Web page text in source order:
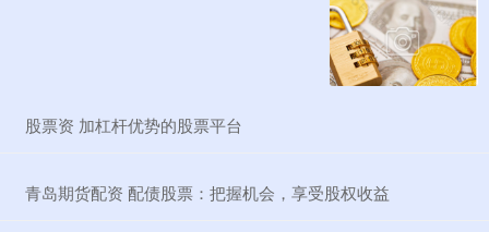
​股票资 加杠杆优势的股票平台
​青岛期货配资 配债股票：把握机会，享受股权收益